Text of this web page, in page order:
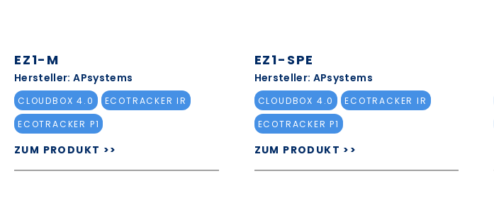
EZ1-M
Hersteller: APsystems
CLOUDBOX 4.0
ECOTRACKER IR
ECOTRACKER P1
ZUM PRODUKT >>
EZ1-SPE
Hersteller: APsystems
CLOUDBOX 4.0
ECOTRACKER IR
ECOTRACKER P1
ZUM PRODUKT >>